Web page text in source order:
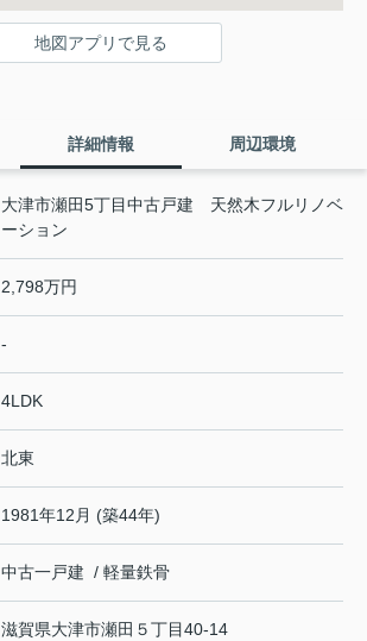
地図アプリで見る
詳細情報 周辺環境
大津市瀬田5丁目中古戸建 天然木フルリノベ
ーション
2,798万円
-
4LDK
北東
1981年12月 (築44年)
中古一戸建 / 軽量鉄骨
滋賀県大津市瀬田 ５丁目40-14